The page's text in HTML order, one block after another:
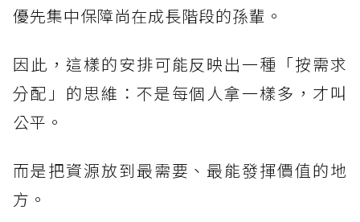
優先集中保障尚在成長階段的孫輩。
因此，這樣的安排可能反映出一種「按需求
分配」的思維：不是每個人拿一樣多，才叫
公平。
而是把資源放到最需要、最能發揮價值的地
方。